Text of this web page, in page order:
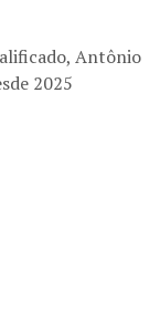
Antônio
2025